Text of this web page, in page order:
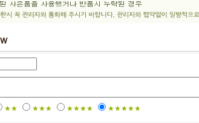
★★ ★★★ ★★★★ ★★★★★